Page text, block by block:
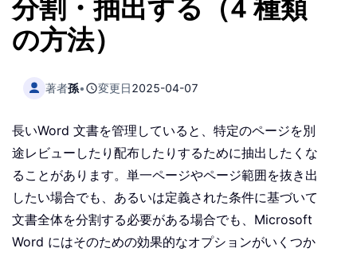
分割・抽出する（4 種類
の方法）
著者孫• 変更日2025-04-07
長いWord 文書を管理していると、特定のページを別
途レビューしたり配布したりするために抽出したくな
ることがあります。単一ページやページ範囲を抜き出
したい場合でも、あるいは定義された条件に基づいて
文書全体を分割する必要がある場合でも、Microsoft
Word にはそのための効果的なオプションがいくつか